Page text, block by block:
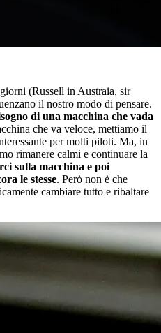
(Russell in Austraia, sir
il nostro modo di pensare.
di una macchina che vada
che va veloce, mettiamo il
per molti piloti. Ma, in
rimanere calmi e continuare la
sulla macchina e poi
le stesse. Però non è che
cambiare tutto e ribaltare